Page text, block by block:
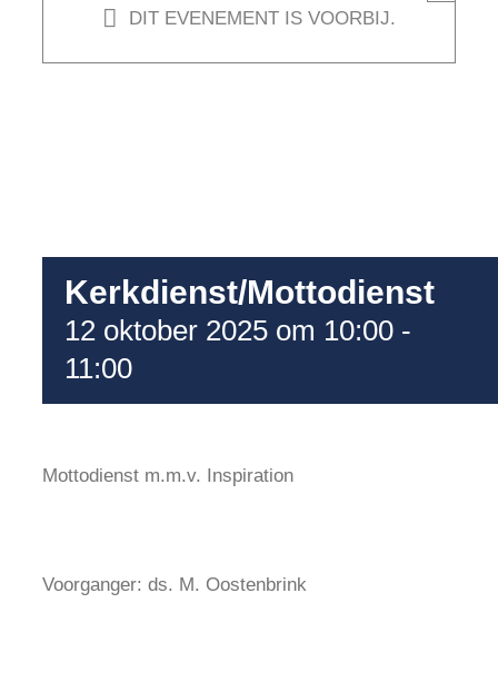
DIT EVENEMENT IS VOORBIJ.
Kerkdienst/Mottodienst
12 oktober 2025 om 10:00 -
11:00
Mottodienst m.m.v. Inspiration
Voorganger: ds. M. Oostenbrink